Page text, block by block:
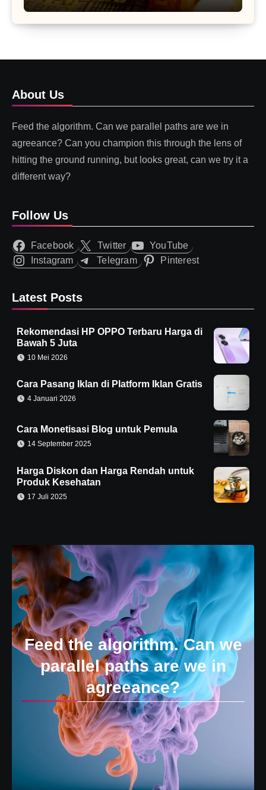
About Us
Feed the algorithm. Can we parallel paths are we in
agreeance? Can you champion this through the lens of
hitting the ground running, but looks great, can we try it a
different way?
Follow Us
Facebook Twitter
YouTube
Instagram
Telegram Pinterest
Latest Posts
Rekomendasi HP OPPO Terbaru Harga di
Bawah 5 Juta
10 Mei 2026
Cara Pasang Iklan di Platform Iklan Gratis
4 Januari 2026
Cara Monetisasi Blog untuk Pemula
14 September 2025
Harga Diskon dan Harga Rendah untuk
Produk Kesehatan
17 Juli 2025
Feed the algorithm. Can we
parallel paths are we in
agreeance?